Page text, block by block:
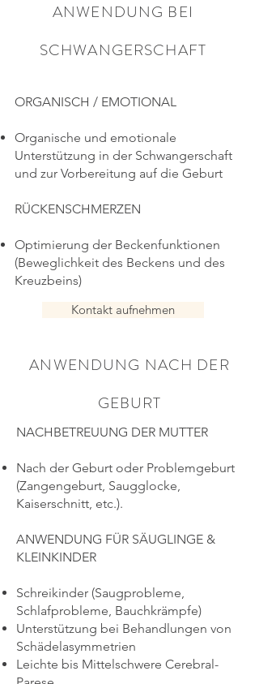
ANWENDUNG BEI
SCHWANGERSCHAFT
ORGANISCH / EMOTIONAL
Organische und emotionale
Unterstützung in der Schwangerschaft
und zur Vorbereitung auf die Geburt
RÜCKENSCHMERZEN
Optimierung der Beckenfunktionen
(Beweglichkeit des Beckens und des
Kreuzbeins)
Kontakt aufnehmen
ANWENDUNG NACH DER
GEBURT
NACHBETREUUNG DER MUTTER
Nach der Geburt oder Problemgeburt
(Zangengeburt, Saugglocke,
Kaiserschnitt, etc.).
ANWENDUNG FÜR SÄUGLINGE &
KLEINKINDER
Schreikinder (Saugprobleme,
Schlafprobleme, Bauchkrämpfe)
Unterstützung bei Behandlungen von
Schädelasymmetrien
Leichte bis Mittelschwere Cerebral-